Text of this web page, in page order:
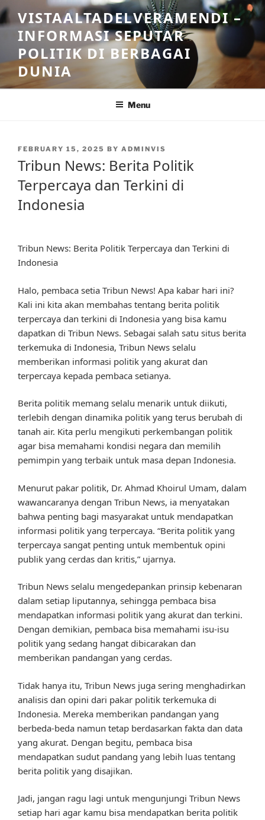
Skip
to
content
VISTAALTADELVERAMENDI –
INFORMASI SEPUTAR
POLITIK DI BERBAGAI
DUNIA
Menu
POSTED
FEBRUARY 15, 2025 BY ADMINVIS
Tribun News: Berita Politik
Terpercaya dan Terkini di
Indonesia
Tribun News: Berita Politik Terpercaya dan Terkini di
Indonesia
Halo, pembaca setia Tribun News! Apa kabar hari ini?
Kali ini kita akan membahas tentang berita politik
terpercaya dan terkini di Indonesia yang bisa kamu
dapatkan di Tribun News. Sebagai salah satu situs berita
terkemuka di Indonesia, Tribun News selalu
memberikan informasi politik yang akurat dan
terpercaya kepada pembaca setianya.
Berita politik memang selalu menarik untuk diikuti,
terlebih dengan dinamika politik yang terus berubah di
tanah air. Kita perlu mengikuti perkembangan politik
agar bisa memahami kondisi negara dan memilih
pemimpin yang terbaik untuk masa depan Indonesia.
Menurut pakar politik, Dr. Ahmad Khoirul Umam, dalam
wawancaranya dengan Tribun News, ia menyatakan
bahwa penting bagi masyarakat untuk mendapatkan
informasi politik yang terpercaya. “Berita politik yang
terpercaya sangat penting untuk membentuk opini
publik yang cerdas dan kritis,” ujarnya.
Tribun News selalu mengedepankan prinsip kebenaran
dalam setiap liputannya, sehingga pembaca bisa
mendapatkan informasi politik yang akurat dan terkini.
Dengan demikian, pembaca bisa memahami isu-isu
politik yang sedang hangat dibicarakan dan
memberikan pandangan yang cerdas.
Tidak hanya itu, Tribun News juga sering menghadirkan
analisis dan opini dari pakar politik terkemuka di
Indonesia. Mereka memberikan pandangan yang
berbeda-beda namun tetap berdasarkan fakta dan data
yang akurat. Dengan begitu, pembaca bisa
mendapatkan sudut pandang yang lebih luas tentang
berita politik yang disajikan.
Jadi, jangan ragu lagi untuk mengunjungi Tribun News
setiap hari agar kamu bisa mendapatkan berita politik